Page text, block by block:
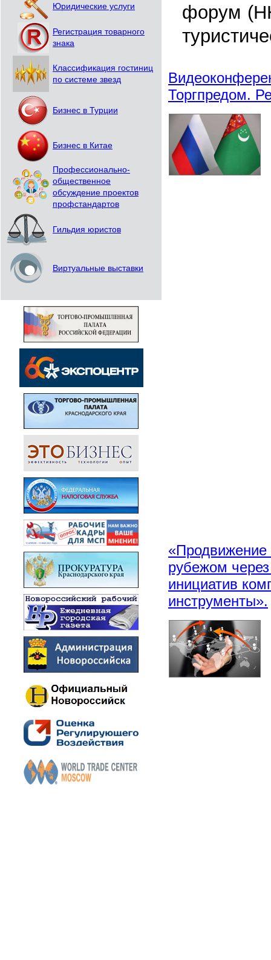
Юридические услуги
Регистрация товарного
знака
Классификация гостиниц
по системе звезд
Бизнес в Турции
Бизнес в Китае
Профессионально-
общественное
обсуждение проектов
профстандартов
Гильдия юристов
Виртуальные выставки
форум
Торгпредом.
«Продвижение
рубежом
инициатив
инструменты».